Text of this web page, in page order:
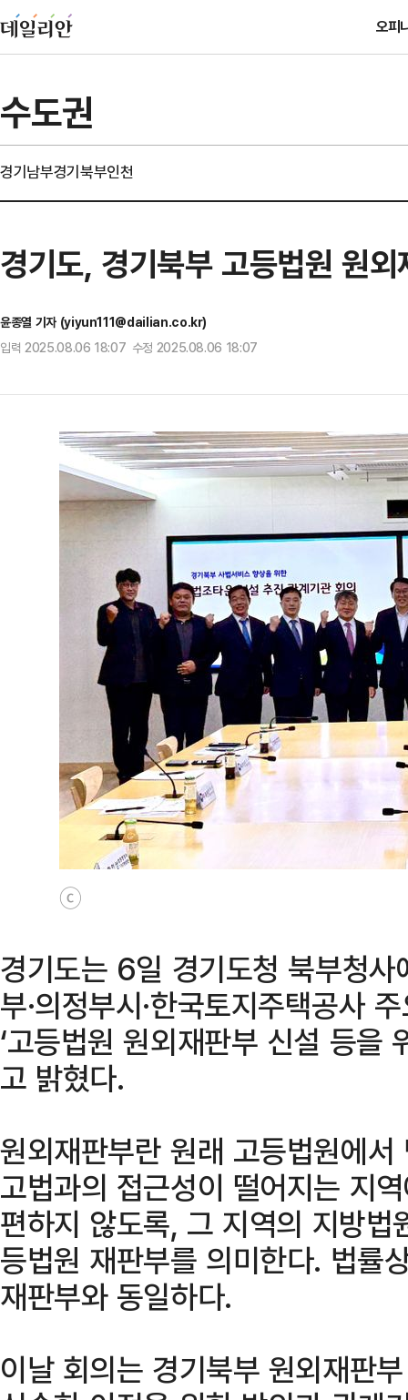
오피
수도권
경기남부경기북부인천
경기도, 경기북부 고등법원 원
윤종열 기자 (yiyun111@dailian.co.kr)
입력 2025.08.06 18:07 수정 2025.08.06 18:07
ⓒ
경기도는 6일 경기도청 북부청사
부·의정부시·한국토지주택공사
‘고등법원 원외재판부 신설 등을
고 밝혔다.
원외재판부란 원래 고등법원에
고법과의 접근성이 떨어지는 지
편하지 않도록, 그 지역의 지방
등법원 재판부를 의미한다. 법률
재판부와 동일하다.
이날 회의는 경기북부 원외재판